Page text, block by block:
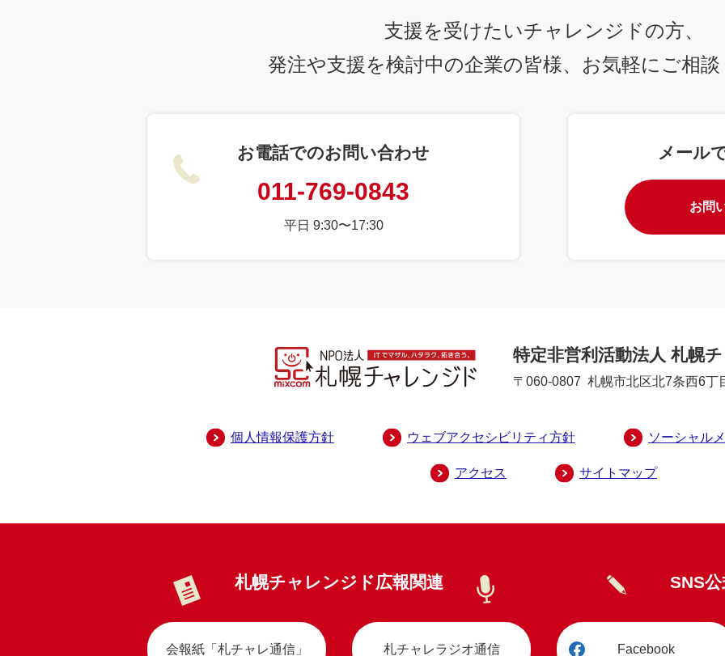
支援を受けたいチャレンジドの方、
発注や支援を検討中の企業の皆様、 お気軽にご相
お電話でのお問い合わせ
011-769-0843
平日 9:30〜17:30
メール
お問
特定非営利活動法人 札幌
〒060-0807 札幌市北区北7条西6丁
個人情報保護方針 ウェブアクセシビリティ方針 ソーシャル
アクセス サイトマップ
札幌チャレンジド広報関連
会報紙「札チャレ通信」 札チャレラジオ通信
SNS
Facebook